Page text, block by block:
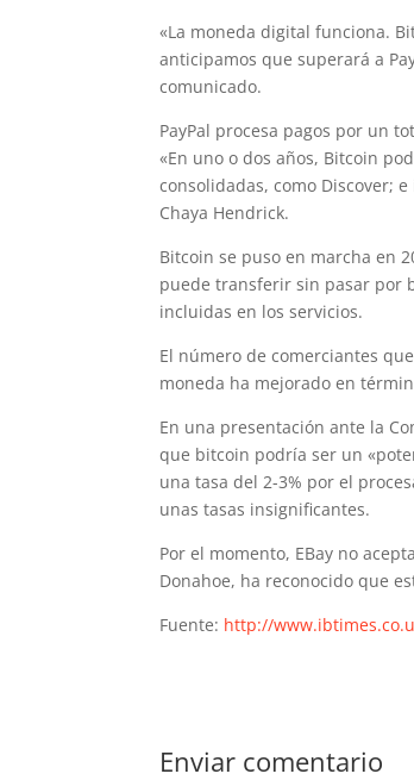
«La moneda digital funciona.
anticipamos que superará a
comunicado.
PayPal procesa pagos por un
«En uno o dos años, Bitcoin
consolidadas, como Discover;
Chaya Hendrick.
Bitcoin se puso en marcha en
puede transferir sin pasar por
incluidas en los servicios.
El número de comerciantes
moneda ha mejorado en
En una presentación ante la
que bitcoin podría ser un
una tasa del 2-3% por el
unas tasas insignificantes.
Por el momento, EBay no
Donahoe, ha reconocido que
Fuente: http://
Enviar comentario